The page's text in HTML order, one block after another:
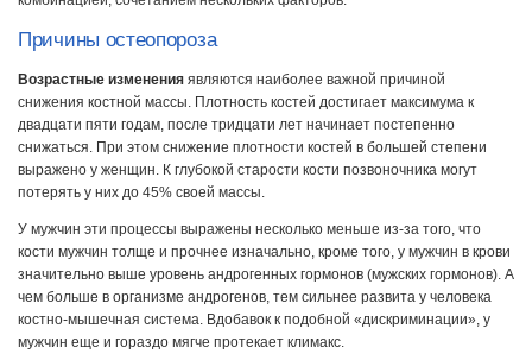
Причины остеопороза
Возрастные изменения являются наиболее важной причиной
снижения костной массы. Плотность костей достигает максимума к
двадцати пяти годам, после тридцати лет начинает постепенно
снижаться. При этом снижение плотности костей в большей степени
выражено у женщин. К глубокой старости кости позвоночника могут
потерять у них до 45% своей массы.
У мужчин эти процессы выражены несколько меньше из-за того, что
кости мужчин толще и прочнее изначально, кроме того, у мужчин в крови
значительно выше уровень андрогенных гормонов (мужских гормонов). А
чем больше в организме андрогенов, тем сильнее развита у человека
костно-мышечная система. Вдобавок к подобной «дискриминации», у
мужчин еще и гораздо мягче протекает климакс.